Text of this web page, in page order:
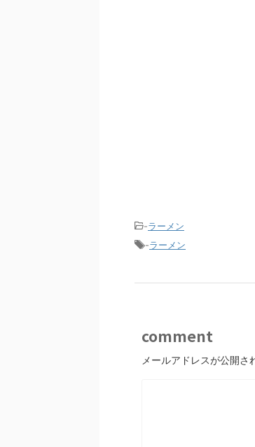
-ラーメン
-ラーメン
comment
メールアドレスが公開さ